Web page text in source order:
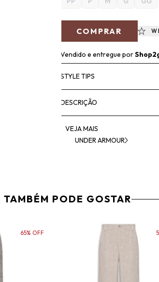
COMPRAR
Vendido e entregue por
STYLE TIPS
DESCRIÇÃO
VEJA MAIS
UNDER ARMOUR
TAMBÉM PODE GOSTAR
65% OFF